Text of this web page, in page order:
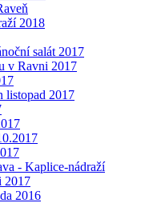
2018
salát 2017
v Ravni 2017
listopad 2017
- Kaplice-nádraží
2017
2016